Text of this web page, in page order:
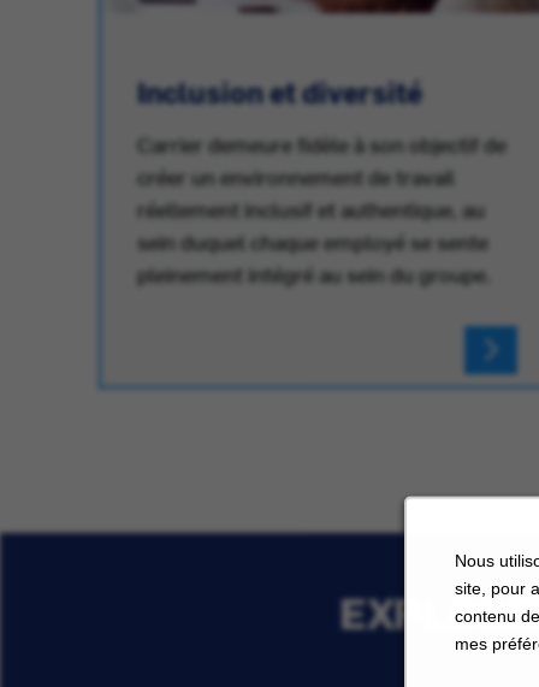
Nous
site, pour
contenu
mes
Inclusion et diversité
Carrier demeure fidèle à son objectif de
créer un environnement de travail
réellement inclusif et authentique, au
sein duquel chaque employé se sente
pleinement intégré au sein du groupe.